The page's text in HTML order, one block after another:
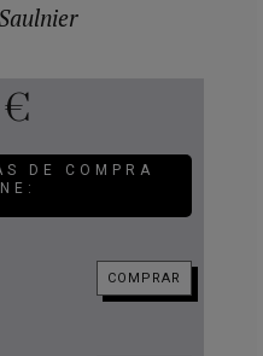
DE COMPRA
COMPRAR